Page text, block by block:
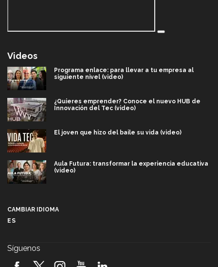
Videos
Programa enlace: para llevar a tu empresa al
siguiente nivel (video)
¿Quieres emprender? Conoce el nuevo HUB de
Innovación del Tec (video)
El joven que hizo del baile su vida (video)
Aula Futura: transformar la experiencia educativa
(video)
2026! (video)
CAMBIAR IDIOMA
ES
Síguenos